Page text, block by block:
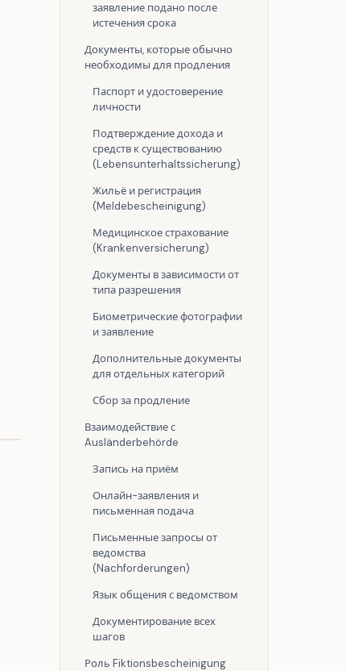
заявление подано после
истечения срока
Документы, которые обычно
необходимы для продления
Паспорт и удостоверение
личности
Подтверждение дохода и
средств к существованию
(Lebensunterhaltssicherung)
Жильё и регистрация
(Meldebescheinigung)
Медицинское страхование
(Krankenversicherung)
Документы в зависимости от
типа разрешения
Биометрические фотографии
и заявление
Дополнительные документы
для отдельных категорий
Сбор за продление
Взаимодействие с
Ausländerbehörde
Запись на приём
Онлайн-заявления и
письменная подача
Письменные запросы от
ведомства
(Nachforderungen)
Язык общения с ведомством
Документирование всех
шагов
Роль Fiktionsbescheinigung